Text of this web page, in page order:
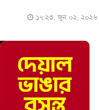
১৭:২৩, জুন ০২, ২০২৬